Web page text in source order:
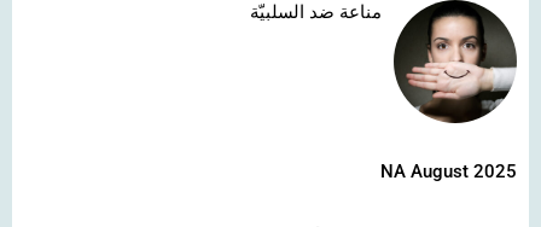
مناعة ضد السلبيّة
NA August 2025